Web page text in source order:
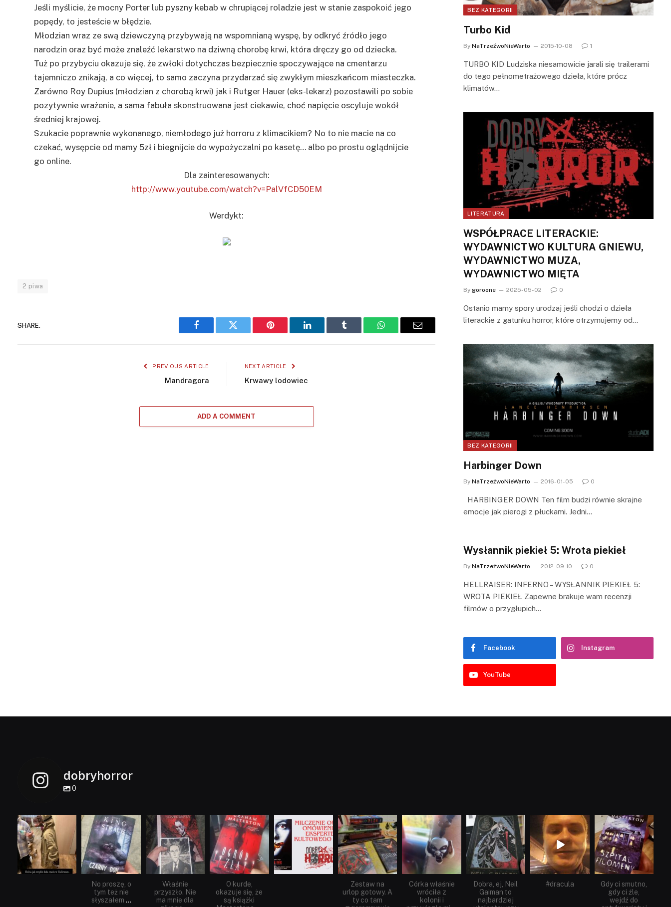
Jeśli myślicie, że mocny Porter lub pyszny kebab w chrupiącej roladzie jest w stanie zaspokoić jego
popędy, to jesteście w błędzie.
Młodzian wraz ze swą dziewczyną przybywają na wspomnianą wyspę, by odkryć źródło jego
narodzin oraz być może znaleźć lekarstwo na dziwną chorobę krwi, która dręczy go od dziecka.
Tuż po przybyciu okazuje się, że zwłoki dotychczas bezpiecznie spoczywające na cmentarzu
tajemniczo znikają, a co więcej, to samo zaczyna przydarzać się zwykłym mieszkańcom miasteczka.
Zarówno Roy Dupius (młodzian z chorobą krwi) jak i Rutger Hauer (eks-lekarz) pozostawili po sobie
pozytywnie wrażenie, a sama fabuła skonstruowana jest ciekawie, choć napięcie oscyluje wokół
średniej krajowej.
Szukacie poprawnie wykonanego, niemłodego już horroru z klimacikiem? No to nie macie na co
czekać, wysępcie od mamy 5zł i biegnijcie do wypożyczalni po kasetę… albo po prostu oglądnijcie
go online.
Dla zainteresowanych:
http://www.youtube.com/watch?v=PalVfCD50EM
Werdykt:
2 piwa
SHARE.
Facebook Twitter Pinterest LinkedIn Tumblr WhatsAppEmail
PREVIOUS ARTICLE
Mandragora
NEXT ARTICLE
Krwawy lodowiec
ADD A COMMENT
BEZ KATEGORII
Turbo Kid
By NaTrzeźwoNieWarto 2015-10-08 1
TURBO KID Ludziska niesamowicie jarali się trailerami
do tego pełnometrażowego dzieła, które prócz
klimatów…
LITERATURA
WSPÓŁPRACE LITERACKIE:
WYDAWNICTWO KULTURA GNIEWU,
WYDAWNICTWO MUZA,
WYDAWNICTWO MIĘTA
By goroone 2025-05-02 0
Ostanio mamy spory urodzaj jeśli chodzi o dzieła
literackie z gatunku horror, które otrzymujemy od…
BEZ KATEGORII
Harbinger Down
By NaTrzeźwoNieWarto 2016-01-05 0
HARBINGER DOWN Ten film budzi równie skrajne
emocje jak pierogi z płuckami. Jedni…
Wysłannik piekieł 5: Wrota piekieł
By NaTrzeźwoNieWarto 2012-09-10 0
HELLRAISER: INFERNO – WYSŁANNIK PIEKIEŁ 5:
WROTA PIEKIEŁ Zapewne brakuje wam recenzji
filmów o przygłupich…
Facebook Instagram
YouTube
dobryhorror
0
dobryhorror
Lis 1
dobryhorror
Wrz 23
No proszę, o
tym też nie
słyszałem ...
dobryhorror
Wrz 19
Właśnie
przyszło. Nie
ma mnie dla
dobryhorror
Sie 23
O kurde,
okazuje się, że
są książki
dobryhorror
Sie 19
dobryhorror
Lip 31
Zestaw na
urlop gotowy. A
ty co tam
dobryhorror
Lip 14
Córka właśnie
wróciła z
kolonii i
dobryhorror
Cze 16
Dobra, ej, Neil
Gaiman to
najbardziej
dobryhorror
Maj 25
#dracula
dobryhorror
Maj 22
Gdy ci smutno,
gdy ci źle,
wejdź do